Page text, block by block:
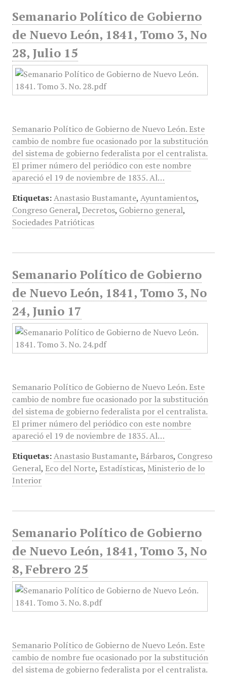
Semanario Político de Gobierno
de Nuevo León, 1841, Tomo 3, No
28, Julio 15
Semanario Político de Gobierno de Nuevo León. Este
cambio de nombre fue ocasionado por la substitución
del sistema de gobierno federalista por el centralista.
El primer número del periódico con este nombre
apareció el 19 de noviembre de 1835. Al…
Etiquetas: Anastasio Bustamante, Ayuntamientos,
Congreso General, Decretos, Gobierno general,
Sociedades Patrióticas
Semanario Político de Gobierno
de Nuevo León, 1841, Tomo 3, No
24, Junio 17
Semanario Político de Gobierno de Nuevo León. Este
cambio de nombre fue ocasionado por la substitución
del sistema de gobierno federalista por el centralista.
El primer número del periódico con este nombre
apareció el 19 de noviembre de 1835. Al…
Etiquetas: Anastasio Bustamante, Bárbaros, Congreso
General, Eco del Norte, Estadísticas, Ministerio de lo
Interior
Semanario Político de Gobierno
de Nuevo León, 1841, Tomo 3, No
8, Febrero 25
Semanario Político de Gobierno de Nuevo León. Este
cambio de nombre fue ocasionado por la substitución
del sistema de gobierno federalista por el centralista.